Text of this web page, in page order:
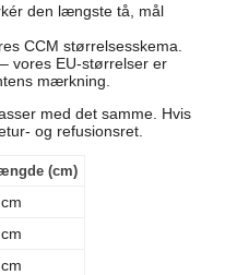
den længste tå, mål
CCM størrelsesskema.
vores EU-størrelser er
mærkning.
med det samme. Hvis
og refusionsret.
(cm)